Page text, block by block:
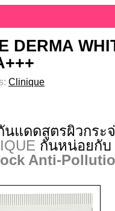
DERMA
Clinique
แดดสูตรผิวกระ
กันหน่อยกับ
Anti-